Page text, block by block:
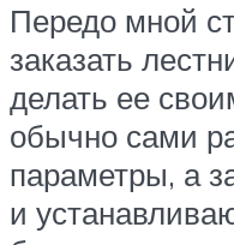
Передо мной
заказать
делать ее
обычно сами
параметры, а
и